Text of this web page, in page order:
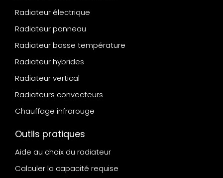
Radiateur électrique
Radiateur panneau
Radiateur basse température
Radiateur hybrides
Radiateur vertical
Radiateurs convecteurs
Chauffage infrarouge
Outils pratiques
Aide au choix du radiateur
Calculer la capacité requise